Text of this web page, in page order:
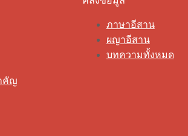
คัญ
ภาษาอีสาน
ผญาอีสาน
บทความทั้งหมด